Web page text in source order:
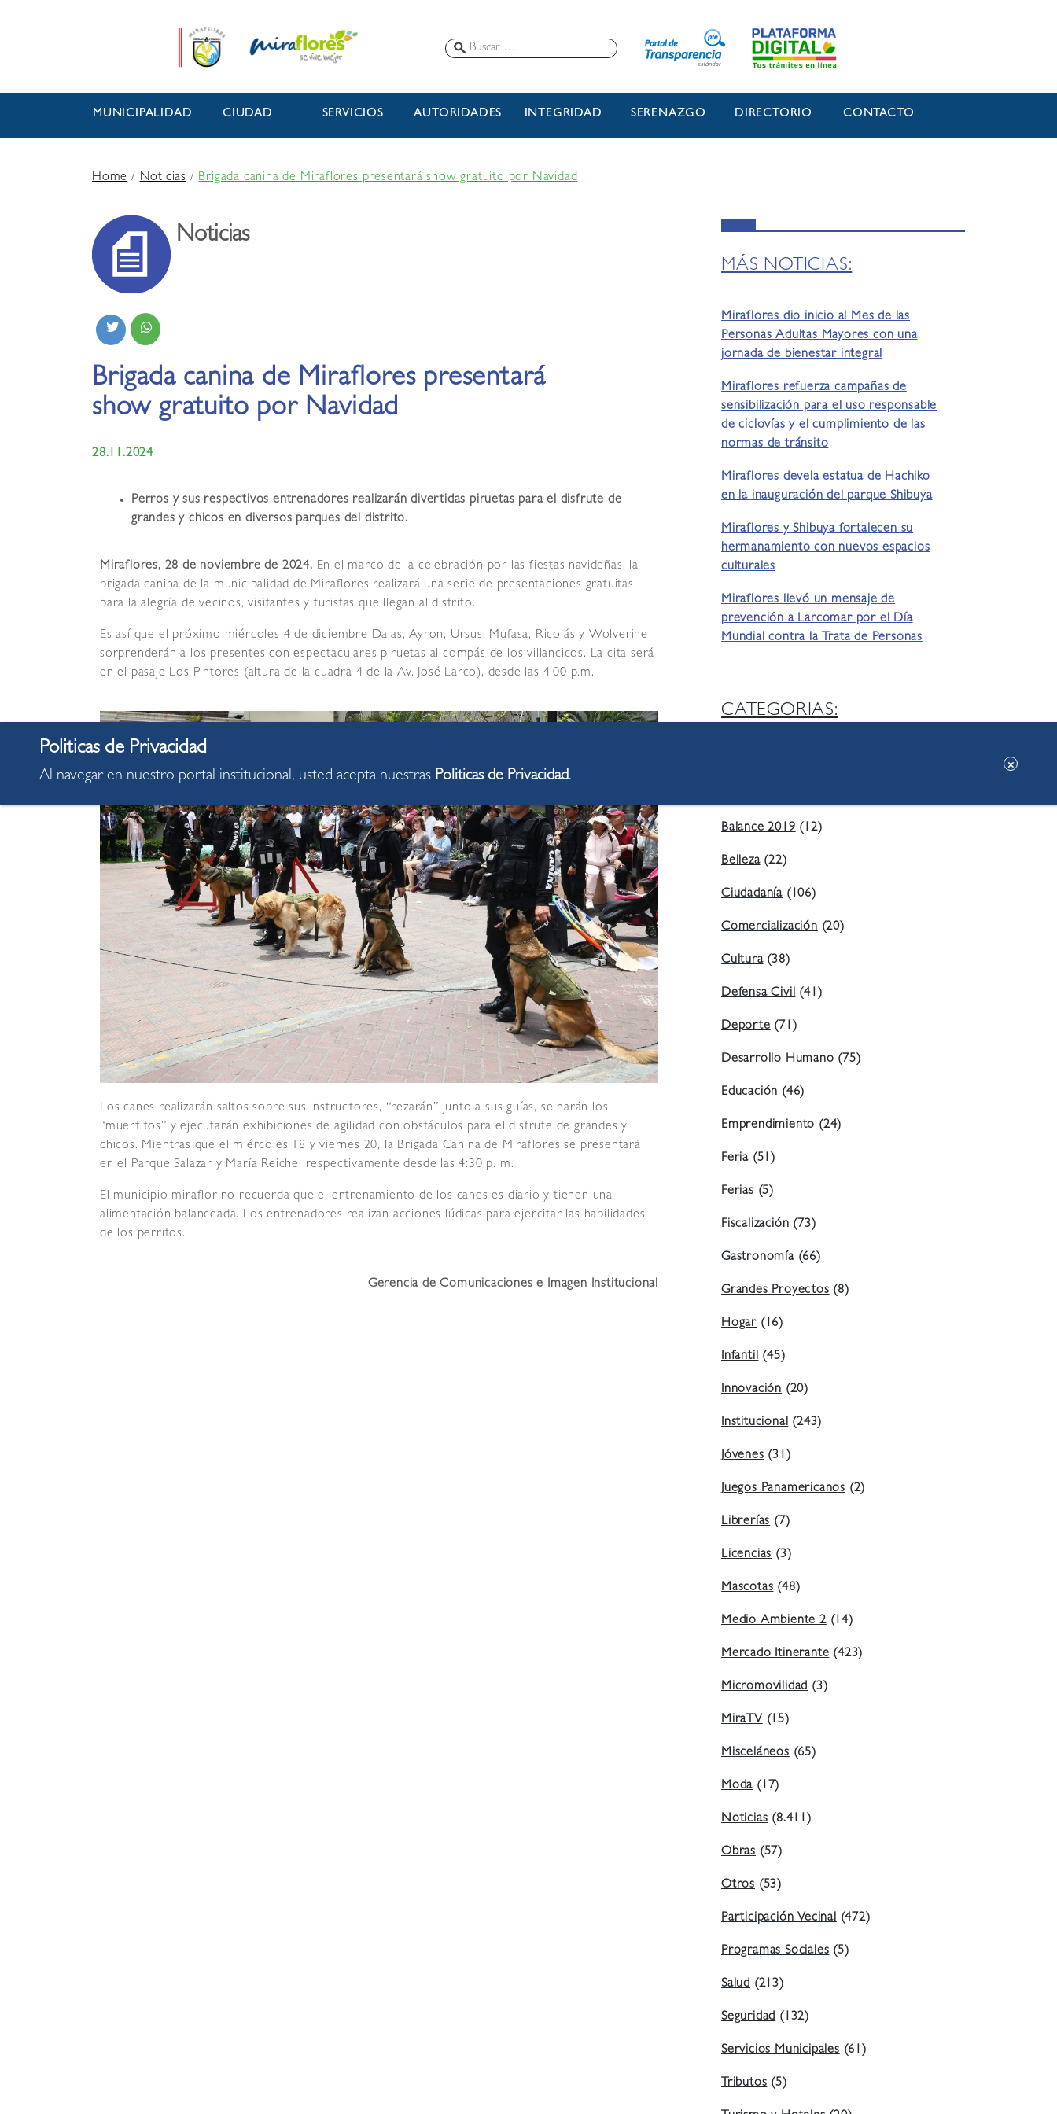
MUNICIPALIDAD CIUDAD SERVICIOS AUTORIDADES INTEGRIDAD SERENAZGO DIRECTORIO CONTACTO
Home/Noticias /Brigada canina de Miraflores presentará show gratuito por Navidad
Noticias
Brigada canina de Miraflores presentará
show gratuito por Navidad
28.11.2024
Perros y sus respectivos entrenadores realizarán divertidas piruetas para el disfrute de
grandes y chicos en diversos parques del distrito.
Miraflores, 28 de noviembre de 2024. En el marco de la celebración por las fiestas navideñas, la
brigada canina de la municipalidad de Miraflores realizará una serie de presentaciones gratuitas
para la alegría de vecinos, visitantes y turistas que llegan al distrito.
Es así que el próximo miércoles 4 de diciembre Dalas, Ayron, Ursus, Mufasa, Ricolás y Wolverine
sorprenderán a los presentes con espectaculares piruetas al compás de los villancicos. La cita será
en el pasaje Los Pintores (altura de la cuadra 4 de la Av. José Larco), desde las 4:00 p.m.
Los canes realizarán saltos sobre sus instructores, “rezarán” junto a sus guías, se harán los
“muertitos” y ejecutarán exhibiciones de agilidad con obstáculos para el disfrute de grandes y
chicos. Mientras que el miércoles 18 y viernes 20, la Brigada Canina de Miraflores se presentará
en el Parque Salazar y María Reiche, respectivamente desde las 4:30 p. m.
El municipio miraflorino recuerda que el entrenamiento de los canes es diario y tienen una
alimentación balanceada. Los entrenadores realizan acciones lúdicas para ejercitar las habilidades
de los perritos.
Gerencia de Comunicaciones e Imagen Institucional
MÁS NOTICIAS:
Miraflores dio inicio al Mes de las
Personas Adultas Mayores con una
jornada de bienestar integral
Miraflores refuerza campañas de
sensibilización para el uso responsable
de ciclovías y el cumplimiento de las
normas de tránsito
Miraflores devela estatua de Hachiko
en la inauguración del parque Shibuya
Miraflores y Shibuya fortalecen su
hermanamiento con nuevos espacios
culturales
Miraflores llevó un mensaje de
prevención a Larcomar por el Día
Mundial contra la Trata de Personas
CATEGORIAS:
Balance 2019(12)
Belleza(22)
Ciudadanía (106)
Comercialización(20)
Cultura(38)
Defensa Civil(41)
Deporte(71)
Desarrollo Humano(75)
Educación(46)
Emprendimiento(24)
Feria (51)
Ferias(5)
Fiscalización(73)
Gastronomía(66)
Grandes Proyectos(8)
Hogar (16)
Infantil(45)
Innovación (20)
Institucional(243)
Jóvenes(31)
Juegos Panamericanos (2)
Librerías(7)
Licencias(3)
Mascotas(48)
Medio Ambiente 2(14)
Mercado Itinerante(423)
Micromovilidad(3)
MiraTV(15)
Misceláneos(65)
Moda(17)
Noticias(8.411)
Obras (57)
Otros (53)
Participación Vecinal(472)
Programas Sociales(5)
Salud (213)
Seguridad(132)
Servicios Municipales(61)
Tributos(5)
Al navegar en nuestro portal institucional, usted acepta nuestras Politicas de Privacidad.